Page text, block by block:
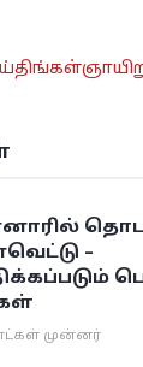
திங்கள்
–
முன்னர்